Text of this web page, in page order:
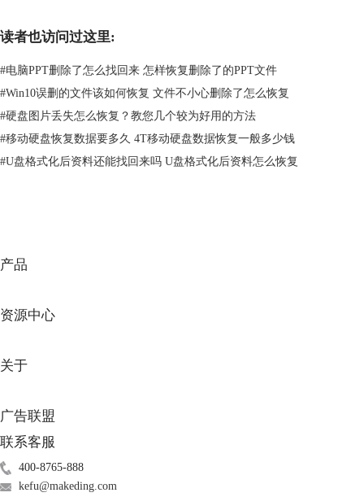
三、硬盘数据恢复步骤
下面，小编就用EasyRcovery软件给大家详细介绍 恢复硬盘数据的步骤。
1、打开安装好的EasyRcovery软件，在选择恢复内容界面选择要恢复的数
据类型，然后点击下一个。
2、再从恢复界面，选择要恢复的数据所在的硬盘，例如选择d盘，然后点
击扫描按钮，软件自动扫描d盘中可以恢复的数据。
读者也访问过这里:
#电脑PPT删除了怎么找回来 怎样恢复删除了的PPT文件
#Win10误删的文件该如何恢复 文件不小心删除了怎么恢复
#硬盘图片丢失怎么恢复？教您几个较为好用的方法
#移动硬盘恢复数据要多久 4T移动硬盘数据恢复一般多少钱
#U盘格式化后资料还能找回来吗 U盘格式化后资料怎么恢复
产品
资源中心
关于
广告联盟
联系客服
400-8765-888
kefu@makeding.com